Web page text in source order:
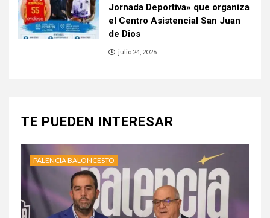
Jornada Deportiva» que organiza
el Centro Asistencial San Juan
de Dios
julio 24, 2026
TE PUEDEN INTERESAR
PALENCIA BALONCESTO